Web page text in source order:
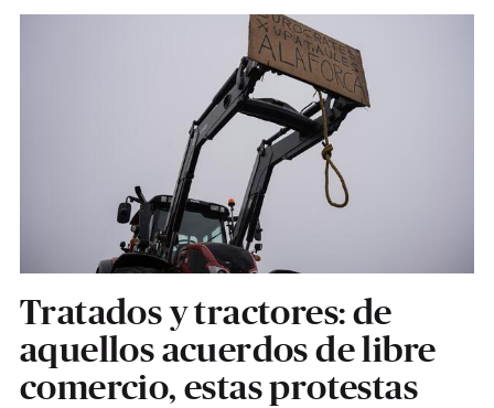
Tratados y tractores: de
aquellos acuerdos de libre
comercio, estas protestas